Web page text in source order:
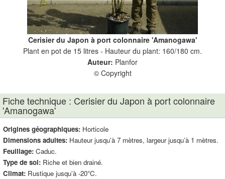
Cerisier du Japon à port colonnaire 'Amanogawa'
Plant en pot de 15 litres - Hauteur du plant: 160/180 cm.
Auteur: Planfor
© Copyright
Fiche technique : Cerisier du Japon à port colonnaire
'Amanogawa'
Origines géographiques: Horticole
Dimensions adultes: Hauteur jusqu’à 7 mètres, largeur jusqu’à 1 mètres.
Feuillage: Caduc.
Type de sol: Riche et bien drainé.
Climat: Rustique jusqu’à -20°C.